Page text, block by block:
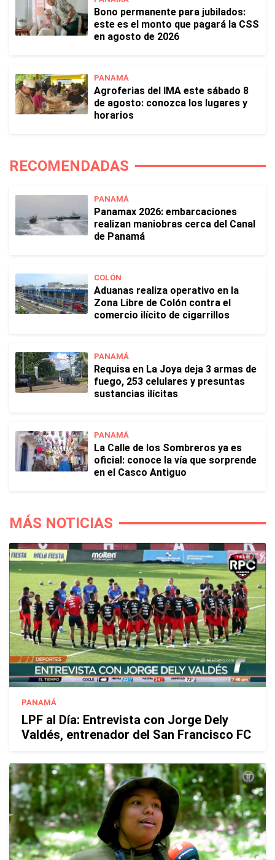
Bono permanente para jubilados:
este es el monto que pagará la CSS
en agosto de 2026
PANAMÁ
Agroferias del IMA este sábado 8
de agosto: conozca los lugares y
horarios
RECOMENDADAS
PANAMÁ
Panamax 2026: embarcaciones
realizan maniobras cerca del Canal
de Panamá
COLÓN
Aduanas realiza operativo en la
Zona Libre de Colón contra el
comercio ilícito de cigarrillos
PANAMÁ
Requisa en La Joya deja 3 armas de
fuego, 253 celulares y presuntas
sustancias ilícitas
PANAMÁ
La Calle de los Sombreros ya es
oficial: conoce la vía que sorprende
en el Casco Antiguo
MÁS NOTICIAS
PANAMÁ
LPF al Día: Entrevista con Jorge Dely
Valdés, entrenador del San Francisco FC